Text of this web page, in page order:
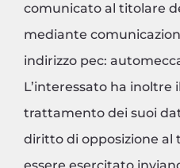
comunicato al titolare
mediante
indirizzo pec:
L’interessato ha inoltre
trattamento dei suoi
diritto di opposizione